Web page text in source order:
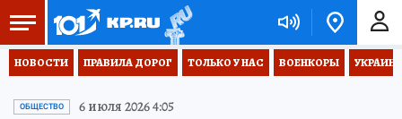
НОВОСТИ ПРАВИЛА ДОРОГ ТОЛЬКО У НАС ВОЕНКОРЫ
ОБЩЕСТВО 6 июля 2026 4:05